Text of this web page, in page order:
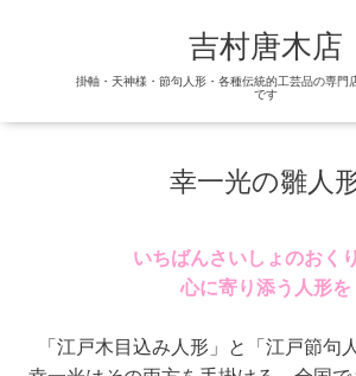
吉村唐木店
掛軸・天神様・節句人形・各種伝統的工芸品の専門
です
幸一光の雛人
いちばんさいしょのおく
心に寄り添う人形を
「江戸木目込み人形」と「江戸節句